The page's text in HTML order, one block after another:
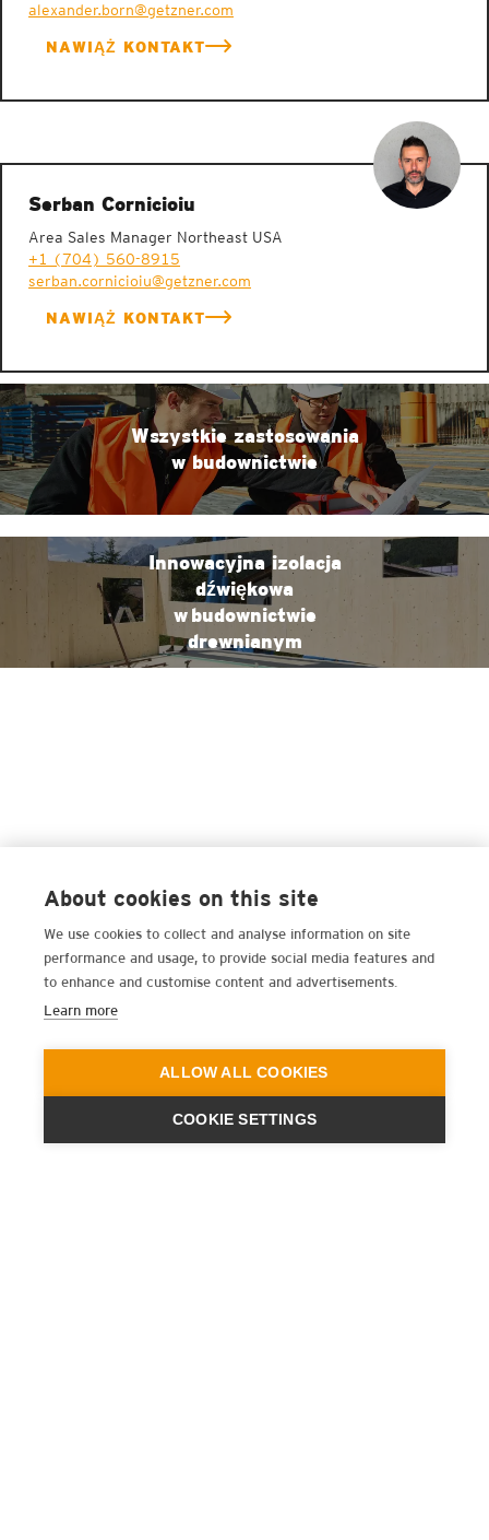
alexander.born@getzner.com
NAWIĄŻ KONTAKT
Serban Cornicioiu
Area Sales Manager Northeast USA
+1 (704) 560-8915
serban.cornicioiu@getzner.com
NAWIĄŻ KONTAKT
Wszystkie zastosowania
w budownictwie
Innowacyjna izolacja
dźwiękowa
w budownictwie
drewnianym
About cookies on this site
We use cookies to collect and analyse information on site
performance and usage, to provide social media features and
to enhance and customise content and advertisements.
Learn more
ALLOW ALL COOKIES
COOKIE SETTINGS